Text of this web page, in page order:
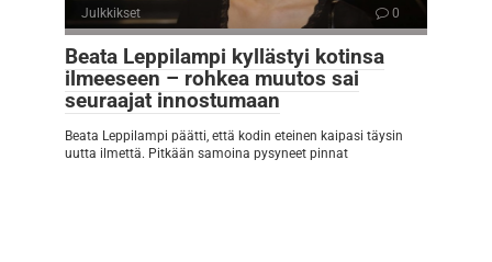
Julkkikset 0
Beata Leppilampi kyllästyi kotinsa
ilmeeseen – rohkea muutos sai
seuraajat innostumaan
Beata Leppilampi päätti, että kodin eteinen kaipasi täysin
uutta ilmettä. Pitkään samoina pysyneet pinnat